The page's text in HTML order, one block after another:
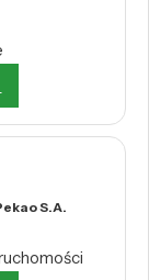
S.A.